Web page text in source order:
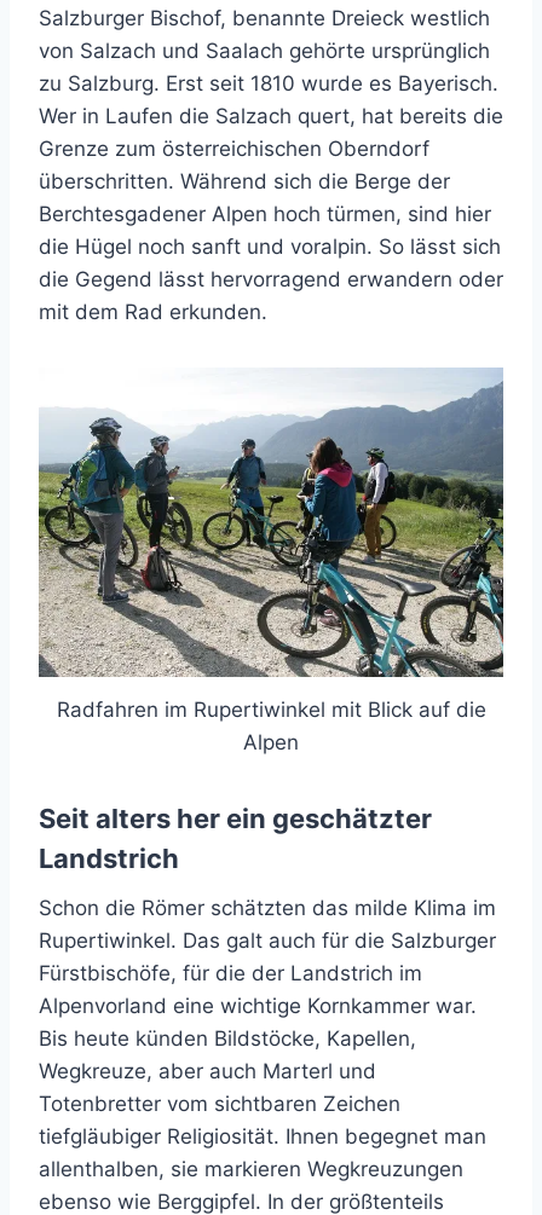
Salzburger Bischof, benannte Dreieck westlich
von Salzach und Saalach gehörte ursprünglich
zu Salzburg. Erst seit 1810 wurde es Bayerisch.
Wer in Laufen die Salzach quert, hat bereits die
Grenze zum österreichischen Oberndorf
überschritten. Während sich die Berge der
Berchtesgadener Alpen hoch türmen, sind hier
die Hügel noch sanft und voralpin. So lässt sich
die Gegend lässt hervorragend erwandern oder
mit dem Rad erkunden.
Radfahren im Rupertiwinkel mit Blick auf die
Alpen
Seit alters her ein geschätzter
Landstrich
Schon die Römer schätzten das milde Klima im
Rupertiwinkel. Das galt auch für die Salzburger
Fürstbischöfe, für die der Landstrich im
Alpenvorland eine wichtige Kornkammer war.
Bis heute künden Bildstöcke, Kapellen,
Wegkreuze, aber auch Marterl und
Totenbretter vom sichtbaren Zeichen
tiefgläubiger Religiosität. Ihnen begegnet man
allenthalben, sie markieren Wegkreuzungen
ebenso wie Berggipfel. In der größtenteils